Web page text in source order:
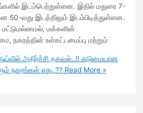
இடம்பெற்றுள்ளன. இதில் மதுரை 7-
50-வது இடத்திலும் இடம்பிடித்துள்ளன.
மக்களின்
நகரத்தின் உள்கட்டமைப்பு மற்றும்
அதிர்ச்சி தகவல்..!! கடுமையான
நகரங்கள் எது..?? Read More »